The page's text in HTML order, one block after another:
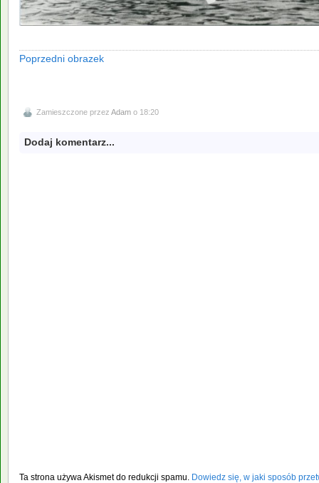
Poprzedni obrazek
Zamieszczone przez Adam o 18:20
Dodaj komentarz...
Ta strona używa Akismet do redukcji spamu. Dowiedz się, w jaki sposób